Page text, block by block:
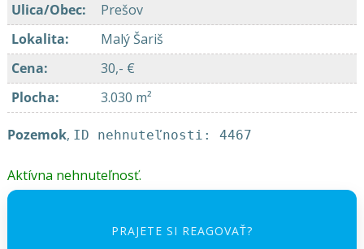
Ulica/Obec:
Prešov
Lokalita:
Malý Šariš
Cena:
30,- €
Plocha: 3.030 m²
Pozemok, ID nehnuteľnosti: 4467
Aktívna nehnuteľnosť.
PRAJETE SI REAGOVAŤ?